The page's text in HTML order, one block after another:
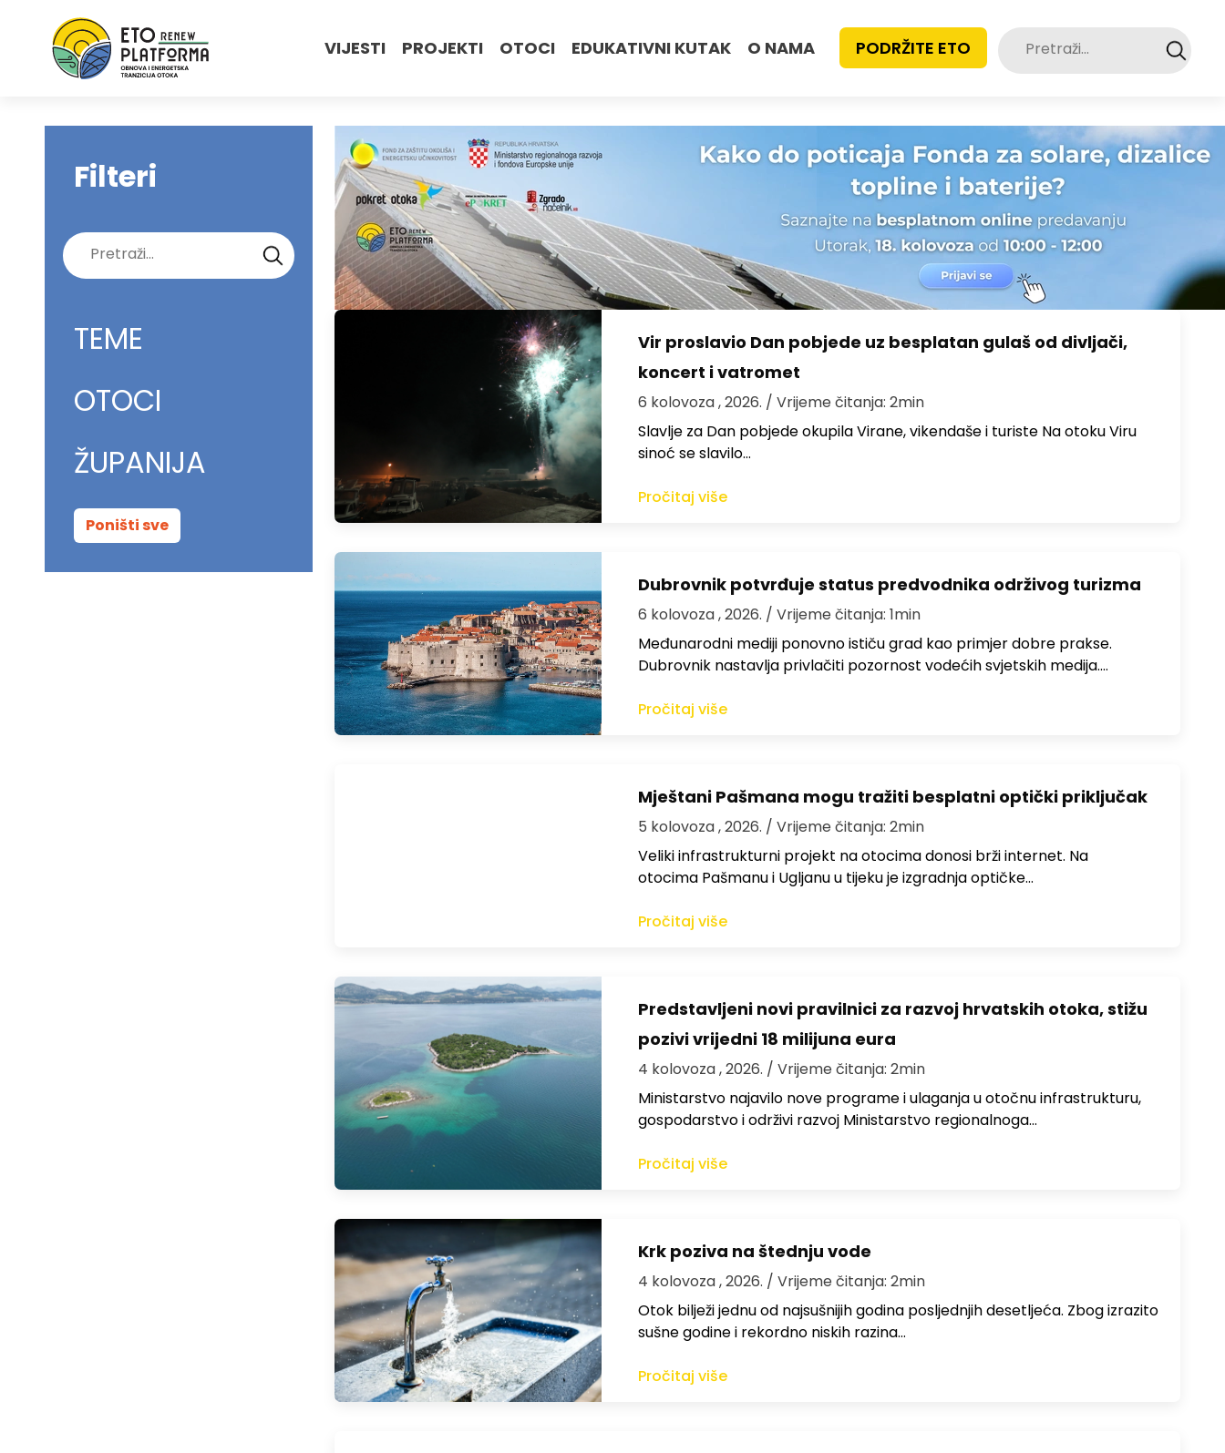
VIJESTI PROJEKTI OTOCI EDUKATIVNI KUTAK O NAMA PODRŽITE ETO Pretraži:
Filteri
Pretraži:
TEME
OTOCI
ŽUPANIJA
Poništi sve
Vir proslavio Dan pobjede uz besplatan gulaš od divljači,
koncert i vatromet
6 kolovoza , 2026. / Vrijeme čitanja: 2min
Slavlje za Dan pobjede okupila Virane, vikendaše i turiste Na otoku Viru
sinoć se slavilo…
Pročitaj više
Dubrovnik potvrđuje status predvodnika održivog turizma
6 kolovoza , 2026. / Vrijeme čitanja: 1min
Međunarodni mediji ponovno ističu grad kao primjer dobre prakse.
Dubrovnik nastavlja privlačiti pozornost vodećih svjetskih medija.…
Pročitaj više
Mještani Pašmana mogu tražiti besplatni optički priključak
5 kolovoza , 2026. / Vrijeme čitanja: 2min
Veliki infrastrukturni projekt na otocima donosi brži internet. Na
otocima Pašmanu i Ugljanu u tijeku je izgradnja optičke…
Pročitaj više
Predstavljeni novi pravilnici za razvoj hrvatskih otoka, stižu
pozivi vrijedni 18 milijuna eura
4 kolovoza , 2026. / Vrijeme čitanja: 2min
Ministarstvo najavilo nove programe i ulaganja u otočnu infrastrukturu,
gospodarstvo i održivi razvoj Ministarstvo regionalnoga…
Pročitaj više
Krk poziva na štednju vode
4 kolovoza , 2026. / Vrijeme čitanja: 2min
Otok bilježi jednu od najsušnijih godina posljednjih desetljeća. Zbog izrazito
sušne godine i rekordno niskih razina…
Pročitaj više